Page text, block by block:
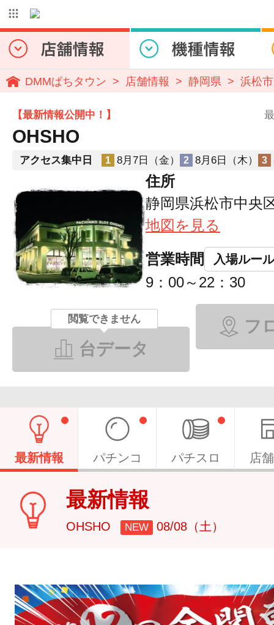
DMMぱちタウン 店舗情報 静岡県 浜松
【最新情報公開中！】
OHSHO
アクセス集中日 1 8月7日（金） 2 8月6日（木） 3
住所
静岡県浜松市中央
地図を見る
営業時間 入場ルール
9：00～22：30
閲覧できません
台データ
フ
最新情報 パチンコ パチスロ 店
最新情報
OHSHO NEW 08/08（土）